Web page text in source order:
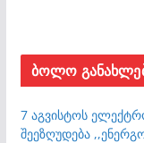
ბოლო
7 აგვისტოს
შეეზღუდება